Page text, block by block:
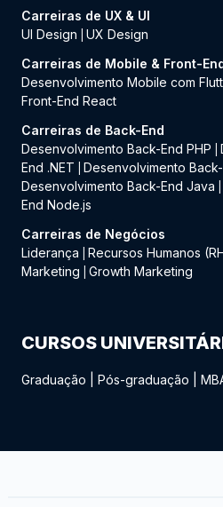
Carreiras de UX & UI
UI Design
UX Design
Carreiras de Mobile & Front-
Desenvolvimento Mobile com
Front-End React
Carreiras de Back-End
Desenvolvimento Back-End PHP
End .NET
Desenvolvimento
Desenvolvimento Back-End Java
End Node.js
Carreiras de Negócios
Liderança
Recursos Humanos
Marketing
Growth Marketing
CURSOS
Graduação Pós-graduação